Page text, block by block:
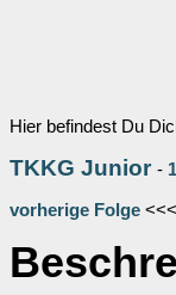
Hier befindest Du
TKKG Junior -
vorherige Folge